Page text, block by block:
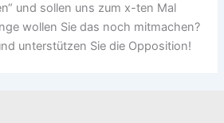
und sollen uns zum x-ten Mal
wollen Sie das noch mitmachen?
unterstützen Sie die Opposition!